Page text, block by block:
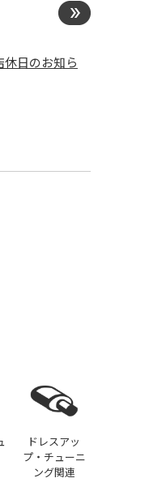
日のお知ら
ドレスアッ
プ・チューニ
ング関連